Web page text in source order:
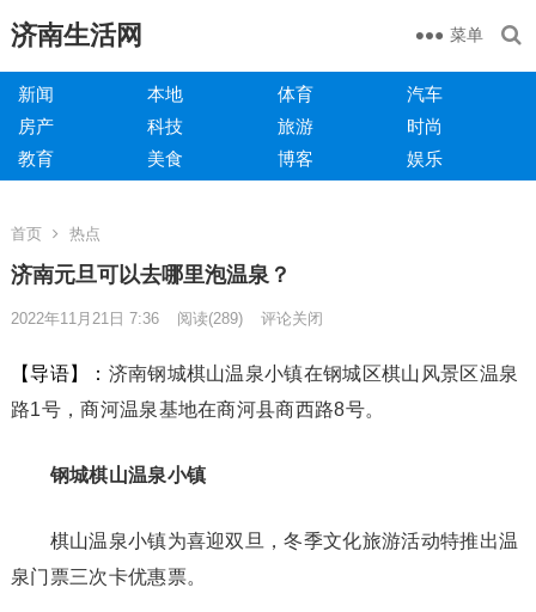
济南生活网 菜单
新闻 本地 体育
汽车
房产
科技 旅游
时尚
教育
美食 博客 娱乐
首页 热点
济南元旦可以去哪里泡温泉？
2022年11月21日 7:36 阅读(289) 评论关闭
【导语】： 济南钢城棋山温泉小镇在钢城区棋山风景区温泉
路1号，商河温泉基地在商河县商西路8号。
钢城棋山温泉小镇
棋山温泉小镇为喜迎双旦，冬季文化旅游活动特推出温
泉门票三次卡优惠票。